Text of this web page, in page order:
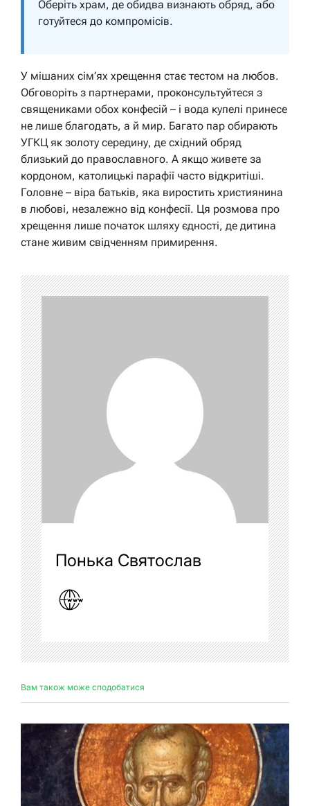
Оберіть храм, де обидва визнають обряд, або
готуйтеся до компромісів.
У мішаних сім’ях хрещення стає тестом на любов.
Обговоріть з партнерами, проконсультуйтеся з
священиками обох конфесій – і вода купелі принесе
не лише благодать, а й мир. Багато пар обирають
УГКЦ як золоту середину, де східний обряд
близький до православного. А якщо живете за
кордоном, католицькі парафії часто відкритіші.
Головне – віра батьків, яка виростить християнина
в любові, незалежно від конфесії. Ця розмова про
хрещення лише початок шляху єдності, де дитина
стане живим свідченням примирення.
Понька Святослав
Вам також може сподобатися